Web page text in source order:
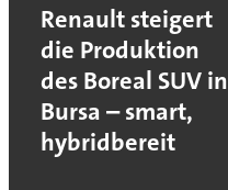
Renault steigert
die Produktion
des Boreal SUV in
Bursa – smart,
hybridbereit